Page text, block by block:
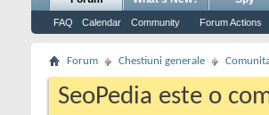
FAQ Calendar Community Forum Actions
Forum Chestiuni generale
SeoPedia este o